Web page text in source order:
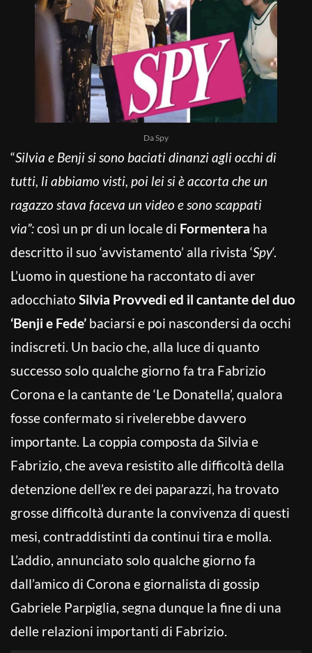
Da Spy
“Silvia e Benji si sono baciati dinanzi agli occhi di
tutti, li abbiamo visti, poi lei si è accorta che un
ragazzo stava faceva un video e sono scappati
via”:così un pr di un locale di Formentera ha
descritto il suo ‘avvistamento’ alla rivista ‘Spy‘.
L’uomo in questione ha raccontato di aver
adocchiato Silvia Provvedi ed il cantante del duo
‘Benji e Fede’ baciarsi e poi nascondersi da occhi
indiscreti. Un bacio che, alla luce di quanto
successo solo qualche giorno fa tra Fabrizio
Corona e la cantante de ‘Le Donatella’, qualora
fosse confermato si rivelerebbe davvero
importante. La coppia composta da Silvia e
Fabrizio, che aveva resistito alle difficoltà della
detenzione dell’ex re dei paparazzi, ha trovato
grosse difficoltà durante la convivenza di questi
mesi, contraddistinti da continui tira e molla.
L’addio, annunciato solo qualche giorno fa
dall’amico di Corona e giornalista di gossip
Gabriele Parpiglia, segna dunque la fine di una
delle relazioni importanti di Fabrizio.